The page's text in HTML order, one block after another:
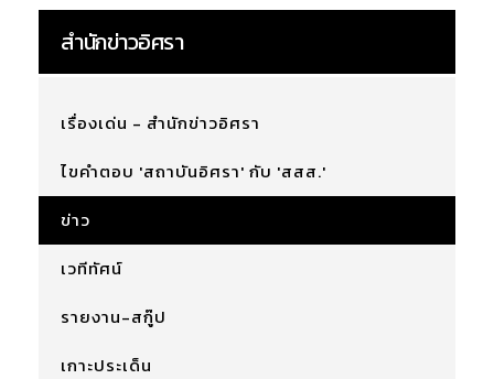
สำนักข่าวอิศรา
เรื่องเด่น - สำนักข่าวอิศรา
ไขคำตอบ 'สถาบันอิศรา' กับ 'สสส.'
ข่าว
เวทีทัศน์
รายงาน-สกู๊ป
เกาะประเด็น